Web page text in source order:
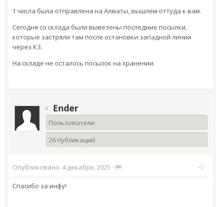
1 числа была отправлена на Алматы, вышлем оттуда к вам.
Сегодня со склада были вывезены последние посылки,
которые застряли там после остановки западной линии
через КЗ.
На складе не осталось посылок на хранении.
Ender
Пользователи
26 публикаций
Опубликовано: 4 декабря, 2025 ·
Спасибо за инфу!